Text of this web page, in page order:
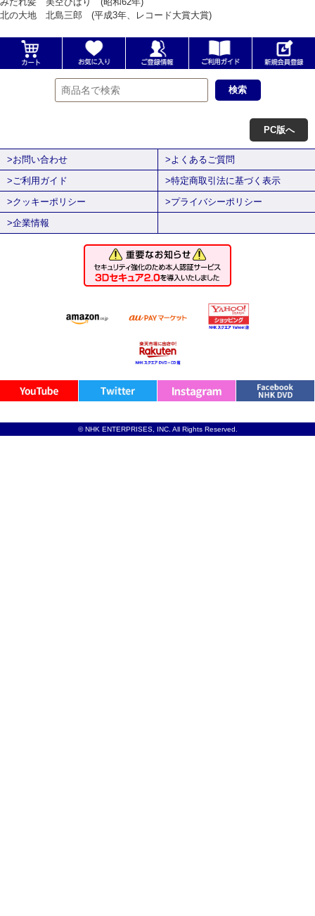
北の大地 北島三郎 (平成3年、レコード大賞大賞)
PC版へ
>お問い合わせ
>よくあるご質問
>ご利用ガイド
>特定商取引法に基づく表示
>クッキーポリシー
>プライバシーポリシー
>企業情報
© NHK ENTERPRISES, INC. All Rights Reserved.